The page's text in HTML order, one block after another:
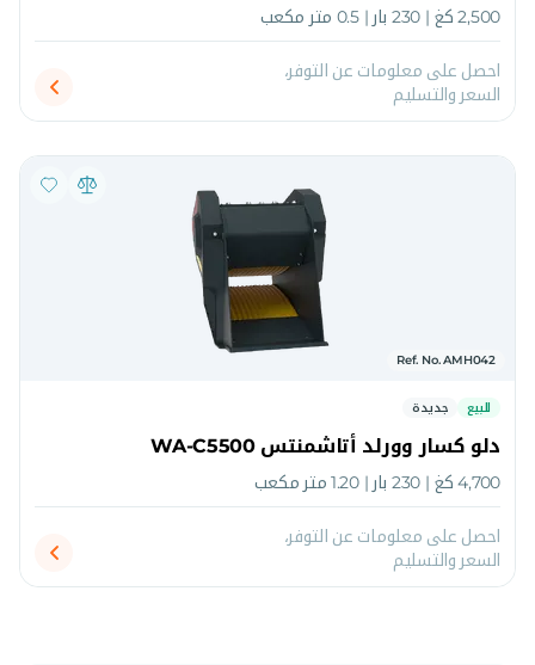
2,500 كغ | 230 بار | 0.5 متر مكعب
احصل على معلومات عن التوفر،
السعر والتسليم
Ref. No. AMH042
للبيع
جديدة
دلو كسار وورلد أتاشمنتس WA-C5500
4,700 كغ | 230 بار | 1.20 متر مكعب
احصل على معلومات عن التوفر،
السعر والتسليم